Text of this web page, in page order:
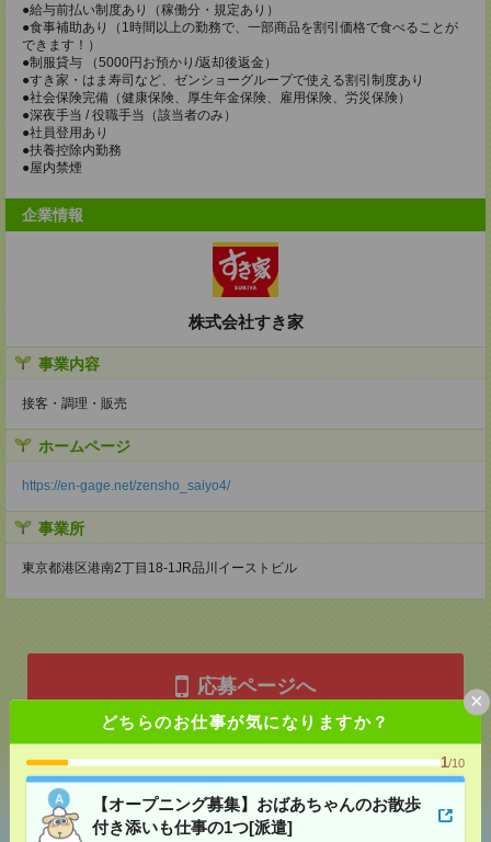
どちらのお仕事が気になりますか？
1/10
【オープニング募集】おばあちゃんのお散歩
付き添いも仕事の1つ[派遣]
×
●給与前払い制度あり（稼働分・規定あり）
●食事補助あり（1時間以上の勤務で、一部商品を割引価格で食べることが
できます！）
●制服貸与 （5000円お預かり/返却後返金）
●すき家・はま寿司など、ゼンショーグループで使える割引制度あり
●社会保険完備（健康保険、厚生年金保険、雇用保険、労災保険）
●深夜手当 / 役職手当（該当者のみ）
●社員登用あり
●扶養控除内勤務
●屋内禁煙
企業情報
株式会社すき家
事業内容
接客・調理・販売
ホームページ
https://en-gage.net/zensho_saiyo4/
事業所
東京都港区港南2丁目18-1JR品川イーストビル
応募ページへ
気になる！